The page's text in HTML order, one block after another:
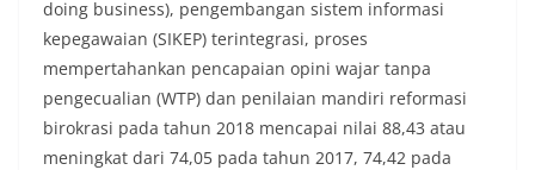
doing business), pengembangan sistem informasi
kepegawaian (SIKEP) terintegrasi, proses
mempertahankan pencapaian opini wajar tanpa
pengecualian (WTP) dan penilaian mandiri reformasi
birokrasi pada tahun 2018 mencapai nilai 88,43 atau
meningkat dari 74,05 pada tahun 2017, 74,42 pada